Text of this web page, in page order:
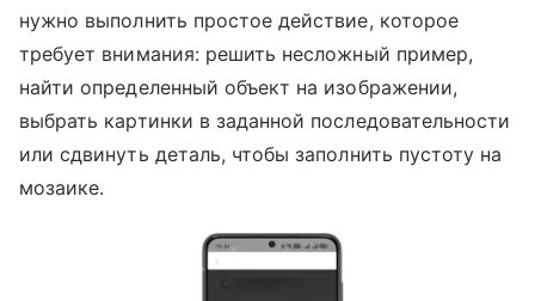
нужно выполнить простое действие, которое
требует внимания: решить несложный пример,
найти определенный объект на изображении,
выбрать картинки в заданной последовательности
или сдвинуть деталь, чтобы заполнить пустоту на
мозаике.